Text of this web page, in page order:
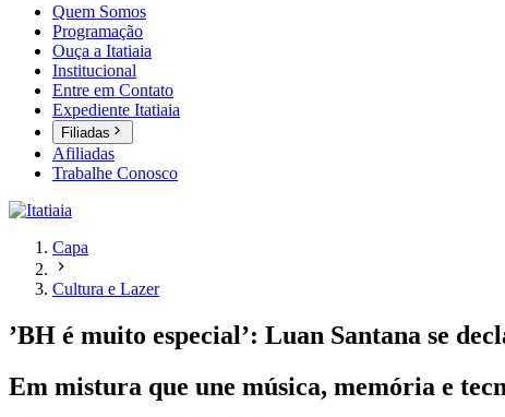
Quem Somos
Programação
Ouça a Itatiaia
Institucional
Entre em Contato
Expediente Itatiaia
Filiadas
Afiliadas
Trabalhe Conosco
Capa
Cultura e Lazer
’BH é muito especial’: Luan Santana se
Em mistura que une música, memória e